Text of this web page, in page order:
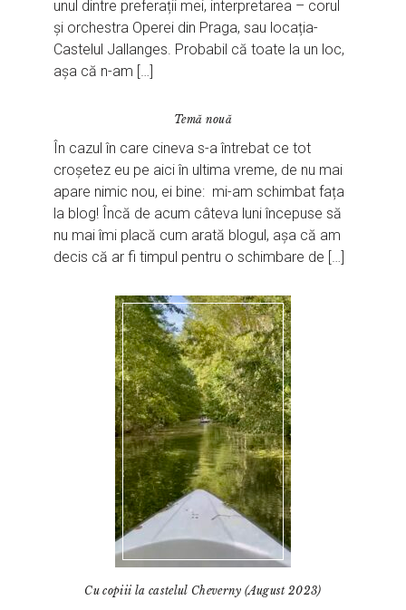
unul dintre preferații mei, interpretarea – corul
și orchestra Operei din Praga, sau locația-
Castelul Jallanges. Probabil că toate la un loc,
așa că n-am […]
Temă nouă
În cazul în care cineva s-a întrebat ce tot
croșetez eu pe aici în ultima vreme, de nu mai
apare nimic nou, ei bine: mi-am schimbat fața
la blog! Încă de acum câteva luni începuse să
nu mai îmi placă cum arată blogul, așa că am
decis că ar fi timpul pentru o schimbare de […]
Cu copiii la castelul Cheverny (August 2023)